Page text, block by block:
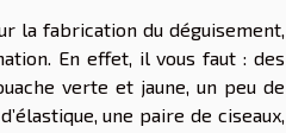
la fabrication du déguisement,
En effet, il vous faut : des
verte et jaune, un peu de
une paire de ciseaux,